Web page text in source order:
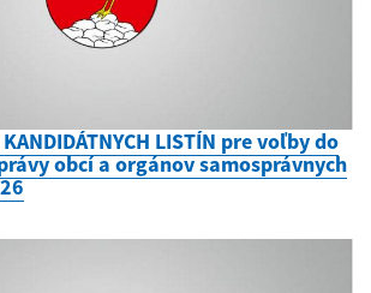
KANDIDÁTNYCH LISTÍN pre voľby do
obcí a orgánov samosprávnych